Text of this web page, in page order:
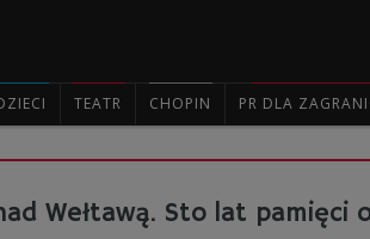
TEATR CHOPIN PR DLA
Wełtawą. Sto lat pamięci